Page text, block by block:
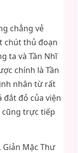
chẳng vẻ
chút thủ đoạn
ta và Tần Nhĩ
chính là Tần
nhân từ rất
đắt đỏ của viện
trực tiếp
Mặc Thư